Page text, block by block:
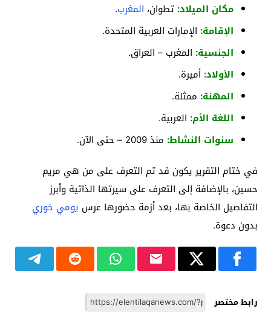
مكان الميلاد: تطوان، المغرب.
الإقامة: الإمارات العربية المتحدة.
الجنسية: المغرب – العراق.
الأولاد: أميرة.
المهنة: ممثلة.
اللغة الأم: العربية.
سنوات النشاط: منذ 2009 – حتى الآن.
في ختام التقرير يكون قد تم التعرف على من هي مريم
حسين، بالإضافة إلى التعرف على سيرتها الذاتية وأبرز
التفاصيل الخاصة بها، بعد أزمة حضورها عرس يومي خوري
بدون دعوة.
رابط مختصر